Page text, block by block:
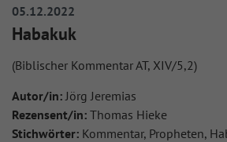
05.12.2022
Habakuk
(Biblischer Kommentar AT, XIV/5,2)
Autor/in:Jörg Jeremias
Rezensent/in: Thomas Hieke
Stichwörter: Kommentar, Propheten,